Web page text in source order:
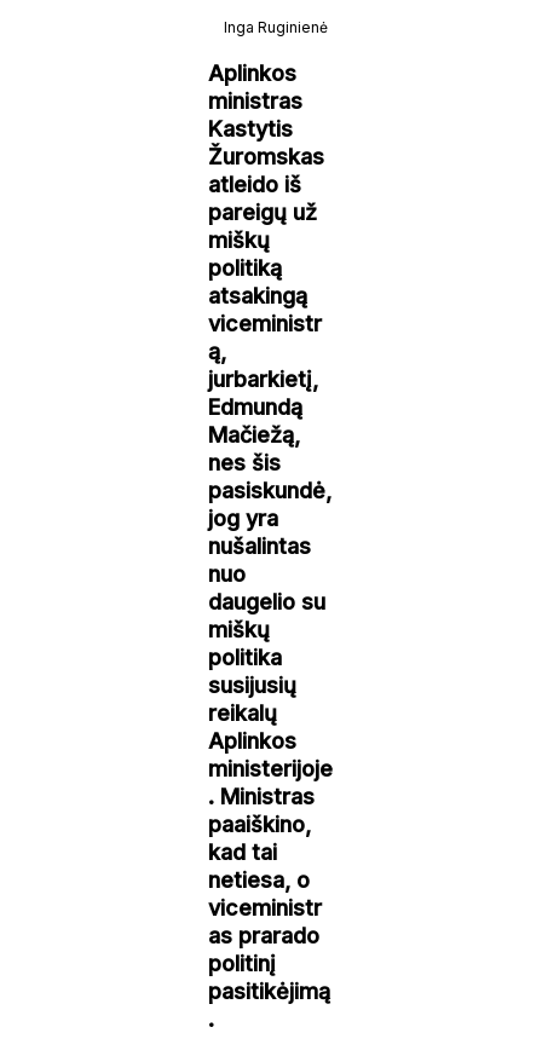
Inga Ruginienė
Aplinkos
ministras
Kastytis
Žuromskas
atleido iš
pareigų už
miškų
politiką
atsakingą
viceministr
ą,
jurbarkietį,
Edmundą
Mačiežą,
nes šis
pasiskundė,
jog yra
nušalintas
nuo
daugelio su
miškų
politika
susijusių
reikalų
Aplinkos
ministerijoje
. Ministras
paaiškino,
kad tai
netiesa, o
viceministr
as prarado
politinį
pasitikėjimą
.